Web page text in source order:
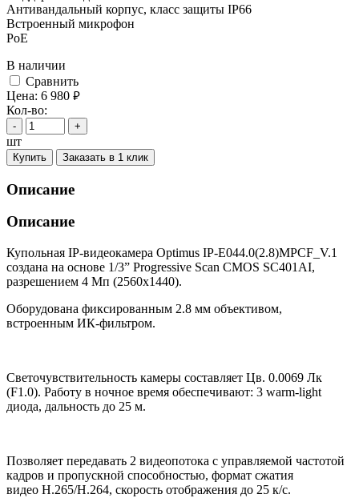
Антивандальный корпус, класс защиты IР66
Встроенный микрофон
PoE
В наличии
Cравнить
Цена: 6 980 руб.
Кол-во:
- +
шт
Купить Заказать в 1 клик
Описание
Описание
Купольная IP-видеокамера Optimus IP-E044.0(2.8)MPCF_V.1
создана на основе 1/3” Progressive Scan CMOS SC401AI,
разрешением 4 Мп (2560x1440).
Оборудована фиксированным 2.8 мм объективом,
встроенным ИК-фильтром.
Светочувствительность камеры составляет Цв. 0.0069 Лк
(F1.0). Работу в ночное время обеспечивают: 3 warm-light
диода, дальность до 25 м.
Позволяет передавать 2 видеопотока с управляемой частотой
кадров и пропускной способностью, формат сжатия
видео H.265/H.264, скорость отображения до 25 к/с.